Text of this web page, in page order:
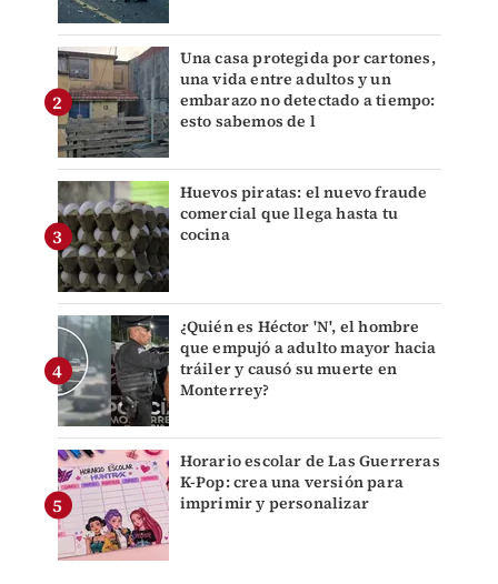
Una casa protegida por cartones,
una vida entre adultos y un
embarazo no detectado a tiempo:
esto sabemos de l
Huevos piratas: el nuevo fraude
comercial que llega hasta tu
cocina
¿Quién es Héctor 'N', el hombre
que empujó a adulto mayor hacia
tráiler y causó su muerte en
Monterrey?
Horario escolar de Las Guerreras
K-Pop: crea una versión para
imprimir y personalizar